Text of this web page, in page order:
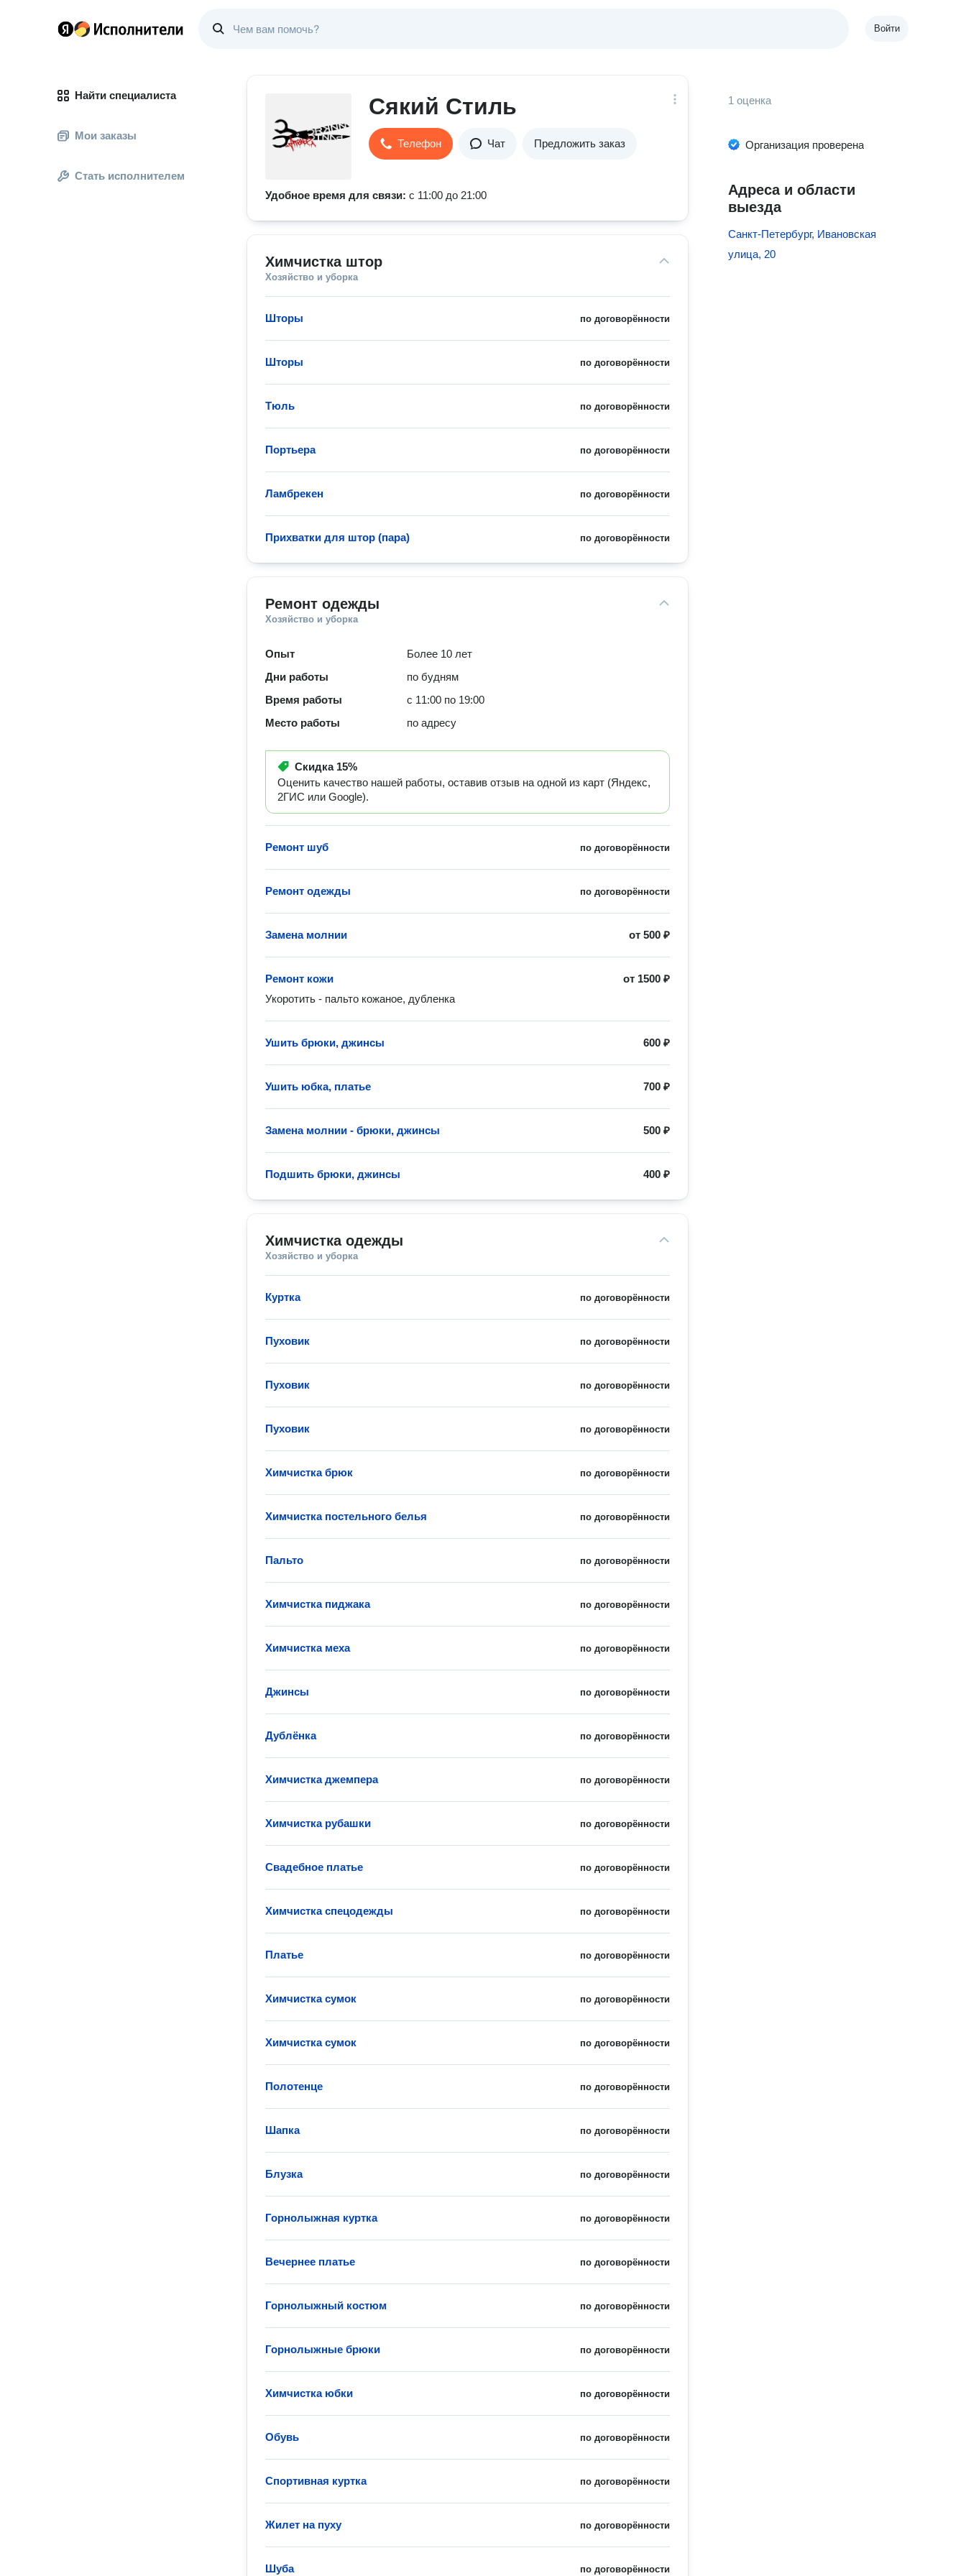
Войти
Найти специалиста
Мои заказы
Стать исполнителем
Сякий Стиль
Телефон Чат Предложить заказ
Удобное время для связи: с 11:00 до 21:00
Химчистка штор
Хозяйство и уборка
по договорённости
Шторы
по договорённости
Шторы
по договорённости
Тюль
по договорённости
Портьера
по договорённости
Ламбрекен
по договорённости
Прихватки для штор (пара)
Ремонт одежды
Хозяйство и уборка
Опыт
Более 10 лет
Дни работы
по будням
Время работы
с 11:00 по 19:00
Место работы
по адресу
Скидка 15%
Оценить качество нашей работы, оставив отзыв на одной из карт (Яндекс,
2ГИС или Google).
по договорённости
Ремонт шуб
по договорённости
Ремонт одежды
от500 ₽
Замена молнии
от 1500 ₽
Ремонт кожи
Укоротить - пальто кожаное, дубленка
600 ₽
Ушить брюки, джинсы
700 ₽
Ушить юбка, платье
500 ₽
Замена молнии - брюки, джинсы
400 ₽
Подшить брюки, джинсы
Химчистка одежды
Хозяйство и уборка
по договорённости
Куртка
по договорённости
Пуховик
по договорённости
Пуховик
по договорённости
Пуховик
по договорённости
Химчистка брюк
по договорённости
Химчистка постельного белья
по договорённости
Пальто
по договорённости
Химчистка пиджака
по договорённости
Химчистка меха
по договорённости
Джинсы
по договорённости
Дублёнка
по договорённости
Химчистка джемпера
по договорённости
Химчистка рубашки
по договорённости
Свадебное платье
по договорённости
Химчистка спецодежды
по договорённости
Платье
по договорённости
Химчистка сумок
по договорённости
Химчистка сумок
по договорённости
Полотенце
по договорённости
Шапка
по договорённости
Блузка
по договорённости
Горнолыжная куртка
по договорённости
Вечернее платье
по договорённости
Горнолыжный костюм
по договорённости
Горнолыжные брюки
по договорённости
Химчистка юбки
по договорённости
Обувь
по договорённости
Спортивная куртка
по договорённости
Жилет на пуху
по договорённости
Шуба
1 оценка
Организация проверена
Адреса и области
выезда
Санкт-Петербург, Ивановская
улица, 20